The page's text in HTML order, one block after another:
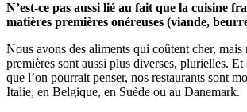
N’est-ce pas aussi lié au fait que la cuisine
matières premières onéreuses (viande,
Nous avons des aliments qui coûtent cher, mais
premières sont aussi plus diverses, plurielles.
que l’on pourrait penser, nos restaurants sont
Italie, en Belgique, en Suède ou au Danemark.